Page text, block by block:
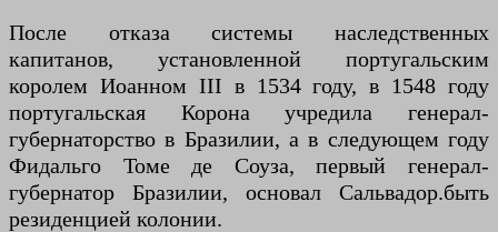
После отказа системы наследственных
капитанов, установленной португальским
королем Иоанном III в 1534 году, в 1548 году
португальская Корона учредила генерал-
губернаторство в Бразилии, а в следующем году
Фидальго Томе де Соуза, первый генерал-
губернатор Бразилии, основал Сальвадор.быть
резиденцией колонии.